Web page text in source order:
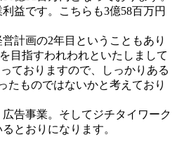
益です。こちらも3億58百万円
計画の2年目ということもあり
目指すわれわれといたしまして
ておりますので、しっかりある
たものではないかと考えており
告事業。そしてジチタイワーク
とおりになります。